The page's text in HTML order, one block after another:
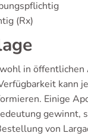
(Rx)
in
kann
Einige
von